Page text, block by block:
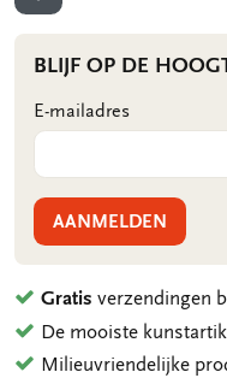
TOEVOEGEN AAN
BLIJF OP DE
E-mailadres
AANMELDEN
Gratis verzendingen
De mooiste
Milieuvriendelijke